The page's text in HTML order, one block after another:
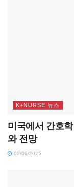
K+NURSE 뉴스
미국에서 간호
와 전망
02/06/2025